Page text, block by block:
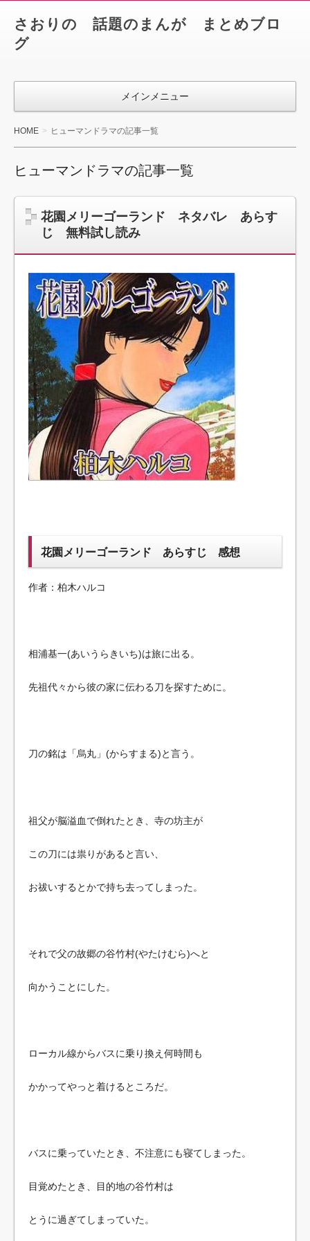
さおりの 話題のまんが まとめブロ
グ
メインメニュー
HOME ヒューマンドラマの記事一覧
ヒューマンドラマの記事一覧
花園メリーゴーランド ネタバレ あらす
じ 無料試し読み
花園メリーゴーランド あらすじ 感想
作者：柏木ハルコ
相浦基一(あいうらきいち)は旅に出る。
先祖代々から彼の家に伝わる刀を探すために。
刀の銘は「烏丸」(からすまる)と言う。
祖父が脳溢血で倒れたとき、寺の坊主が
この刀には祟りがあると言い、
お祓いするとかで持ち去ってしまった。
それで父の故郷の谷竹村(やたけむら)へと
向かうことにした。
ローカル線からバスに乗り換え何時間も
かかってやっと着けるところだ。
バスに乗っていたとき、不注意にも寝てしまった。
目覚めたとき、目的地の谷竹村は
とうに過ぎてしまっていた。